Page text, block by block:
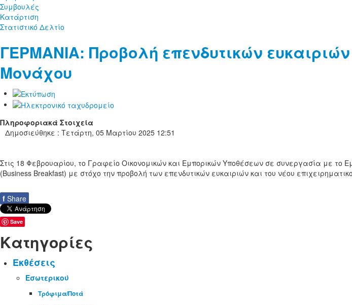
Συμβουλές
Κατάρτιση
Στατιστικό Δελτίο
ΓΕΡΜΑΝΙΑ: Προβολή επενδυτικών
Μονάχου
Πληροφοριακά Στοιχεία
Δημοσιεύθηκε : Τετάρτη, 05 Μαρτίου 2025 12:51
Στις 18 Φεβρουαρίου, το Γραφείο Οικονομικών και Εμπορικών Υποθέσεων σε συνεργασία με
(Business Breakfast) με στόχο την προβολή των επενδυτικών ευκαιριών και του νέου
f Share
Save
Κατηγορίες
Εκθέσεις
Εσωτερικού
Τρόφιμα/Ποτά